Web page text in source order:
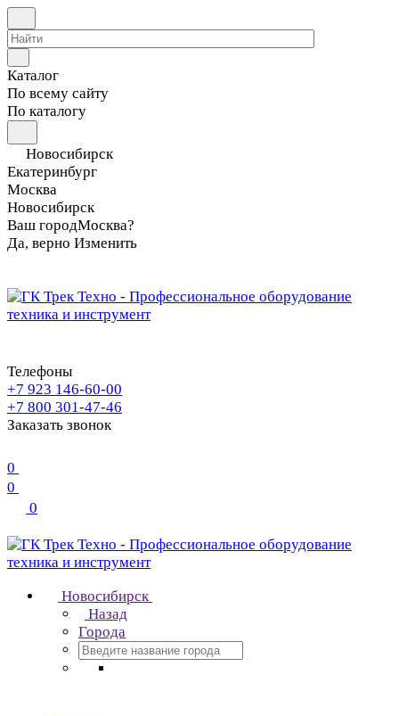
Каталог
По всему сайту
По каталогу
Новосибирск
Екатеринбург
Москва
Новосибирск
Ваш городМосква?
Да, верно Изменить
Телефоны
+7 923 146-60-00
+7 800 301-47-46
Заказать звонок
0
0
0
Новосибирск
Назад
Города